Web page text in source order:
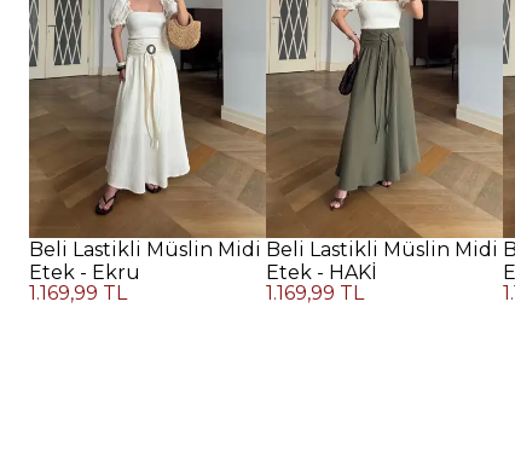
Beli Lastikli Müslin Midi
Etek - Ekru
1.169,99 TL
Beli Lastikli Müslin Midi
Etek - HAKİ
1.169,99 TL